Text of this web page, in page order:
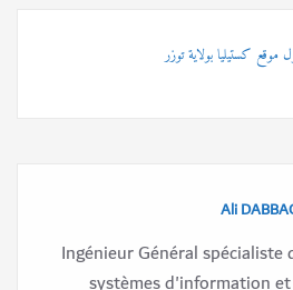
كستيليا بولاية توزر
Ali
Ingénieur Général spécialiste